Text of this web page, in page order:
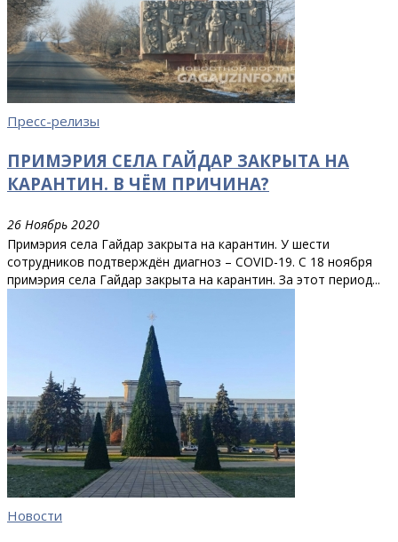
Пресс-релизы
ПРИМЭРИЯ СЕЛА ГАЙДАР ЗАКРЫТА НА
КАРАНТИН. В ЧЁМ ПРИЧИНА?
26 Ноябрь 2020
Примэрия села Гайдар закрыта на карантин. У шести
сотрудников подтверждён диагноз – COVID-19. С 18 ноября
примэрия села Гайдар закрыта на карантин. За этот период...
Новости